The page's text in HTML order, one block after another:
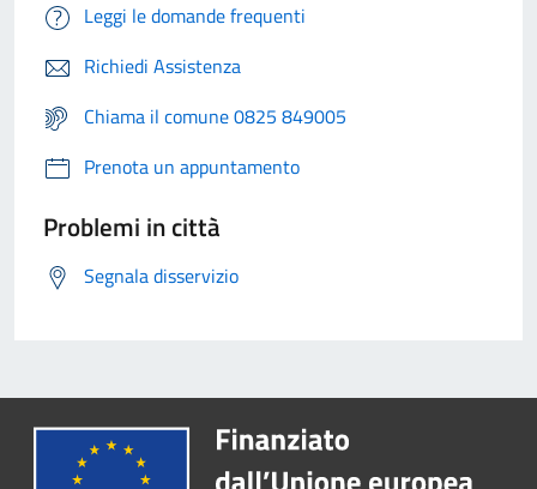
Leggi le domande frequenti
Richiedi Assistenza
Chiama il comune 0825 849005
Prenota un appuntamento
Problemi in città
Segnala disservizio